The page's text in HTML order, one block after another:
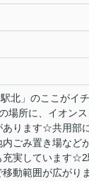
駅北」のここがイ
場所に、イオン
あります☆共用部
ごみ置き場など
充実しています
動範囲が広がり